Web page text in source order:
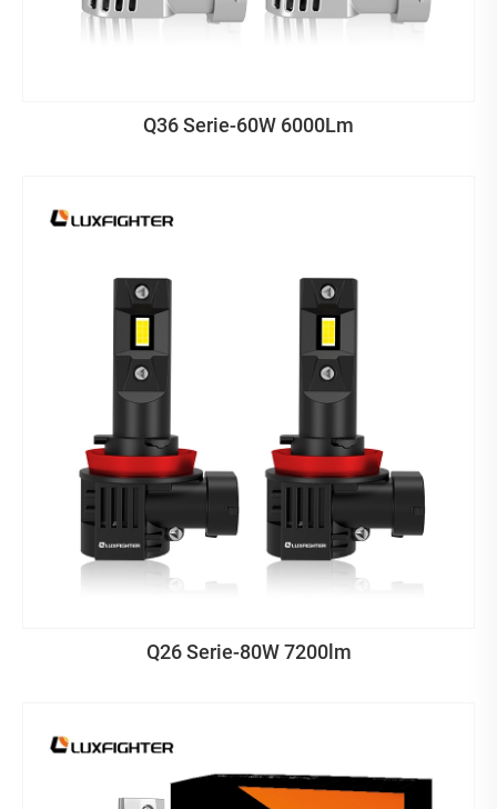
Q36 Serie-60W 6000Lm
Q26 Serie-80W 7200lm